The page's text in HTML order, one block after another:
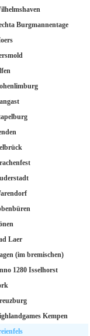
Burgmannentage
Laer
(im bremischen)
1280 Isselhorst
Kempen